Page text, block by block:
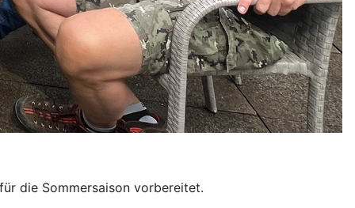
die Sommersaison vorbereitet.